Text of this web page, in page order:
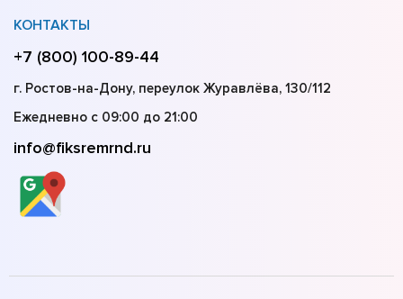
КОНТАКТЫ
+7 (800) 100-89-44
г. Ростов-на-Дону, переулок Журавлёва, 130/112
Ежедневно с 09:00 до 21:00
info@fiksremrnd.ru